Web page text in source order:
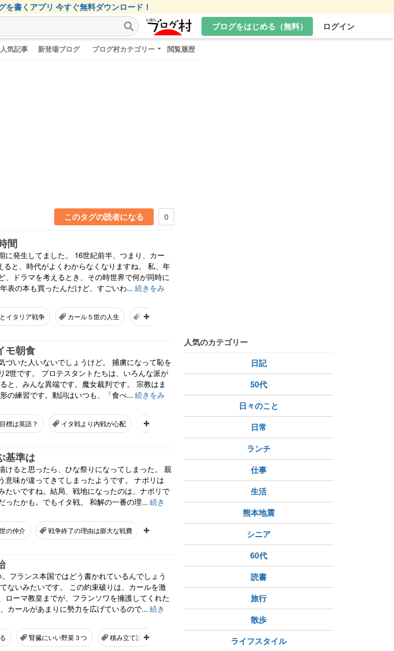
を書くアプリ 今すぐ無料ダウンロード！
ブログをはじめる（無料）
ログイン
人気記事 新登場ブログ ブログ村カテゴリー 閲覧履歴
このタグの読者になる 0
間
に発生してました。 16世紀前半、つまり、カー
ると、時代がよくわからなくなりますね。 私、年
、ドラマを考えるとき、その時世界で何が同時に
表の本も買ったんだけど、すごいわ... 続きをみ
イタリア戦争 カール５世の人生 朝食時間の幸せ
モ朝食
づいた人いないでしょうけど。 捕虜になって恥を
2世です。 プロテスタントたちは、いろんな派が
と、みんな異端です。魔女裁判です。 宗教はま
の練習です。動詞はいつも、「食べ... 続きをみ
標は英語？ イタ戦より内戦が心配 平和満喫～
基準は
けると思ったら、ひな祭りになってしまった。 親
意味が違ってきてしまったようです。 ナポリは
たいですね。結局、戦地になったのは、ナポリで
ったかも。でもイタ戦。 和解の一番の理... 続き
の仲介 戦争終了の理由は膨大な戦費 知り合いと会う店の選択
フランス本国ではどう書かれているんでしょう
ないみたいです。 この約束破りは、カールを激
ローマ教皇までが、フランソワを擁護してくれた
カールがあまりに勢力を広げているので... 続き
腎臓にいい野菜３つ 積み立て計画 家賃更新、ウイルス除去、電化製品の積み立て
人気のカテゴリー
日記
50代
日々のこと
日常
ランチ
仕事
生活
熊本地震
シニア
60代
読書
旅行
散歩
ライフスタイル